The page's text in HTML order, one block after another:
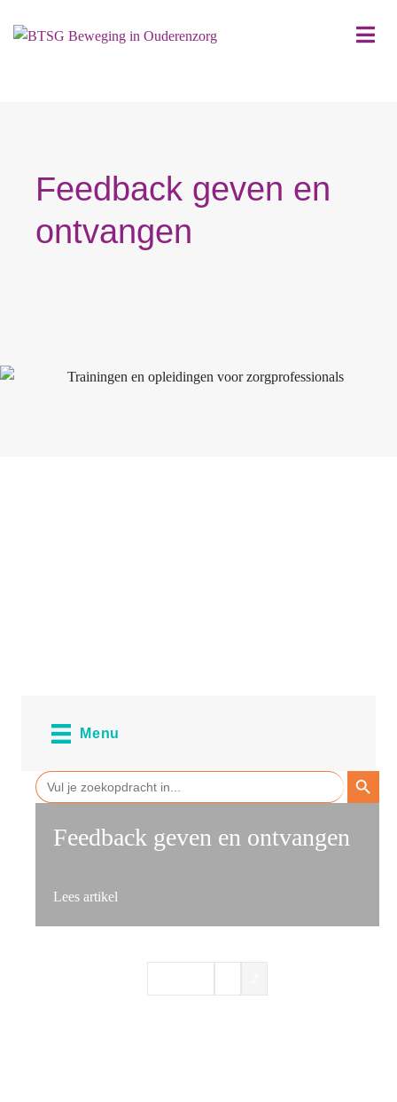
Feedback geven en
ontvangen
Menu
Zoek
naar:
Feedback geven en ontvangen
Lees artikel